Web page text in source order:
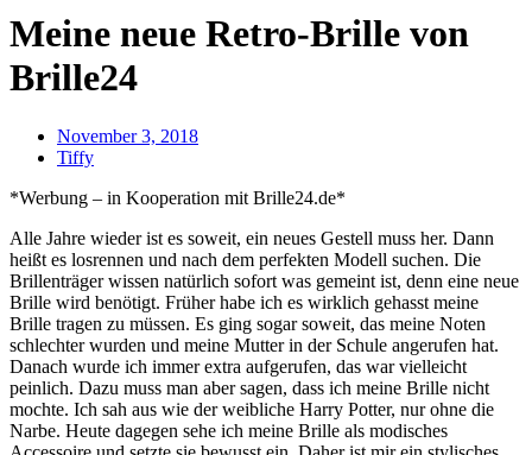
Meine neue Retro-Brille von
Brille24
November 3, 2018
Tiffy
*Werbung – in Kooperation mit Brille24.de*
Alle Jahre wieder ist es soweit, ein neues Gestell muss her. Dann
heißt es losrennen und nach dem perfekten Modell suchen. Die
Brillenträger wissen natürlich sofort was gemeint ist, denn eine neue
Brille wird benötigt. Früher habe ich es wirklich gehasst meine
Brille tragen zu müssen. Es ging sogar soweit, das meine Noten
schlechter wurden und meine Mutter in der Schule angerufen hat.
Danach wurde ich immer extra aufgerufen, das war vielleicht
peinlich. Dazu muss man aber sagen, dass ich meine Brille nicht
mochte. Ich sah aus wie der weibliche Harry Potter, nur ohne die
Narbe. Heute dagegen sehe ich meine Brille als modisches